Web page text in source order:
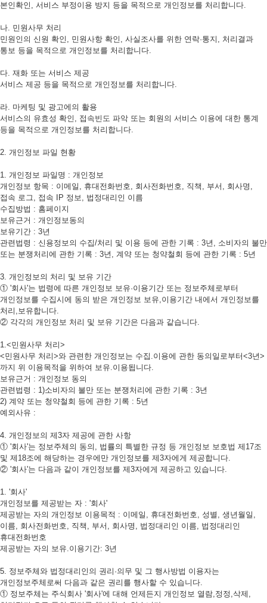
본인확인, 서비스 부정이용 방지 등을 목적으로 개인정보를 처리합니다.
나. 민원사무 처리
민원인의 신원 확인, 민원사항 확인, 사실조사를 위한 연락·통지, 처리결과
통보 등을 목적으로 개인정보를 처리합니다.
다. 재화 또는 서비스 제공
서비스 제공 등을 목적으로 개인정보를 처리합니다.
라. 마케팅 및 광고에의 활용
서비스의 유효성 확인, 접속빈도 파악 또는 회원의 서비스 이용에 대한 통계
등을 목적으로 개인정보를 처리합니다.
2. 개인정보 파일 현황
1. 개인정보 파일명 : 개인정보
개인정보 항목 : 이메일, 휴대전화번호, 회사전화번호, 직책, 부서, 회사명,
접속 로그, 접속 IP 정보, 법정대리인 이름
수집방법 : 홈페이지
보유근거 : 개인정보동의
보유기간 : 3년
관련법령 : 신용정보의 수집/처리 및 이용 등에 관한 기록 : 3년, 소비자의 불만
또는 분쟁처리에 관한 기록 : 3년, 계약 또는 청약철회 등에 관한 기록 : 5년
3. 개인정보의 처리 및 보유 기간
① '회사'는 법령에 따른 개인정보 보유·이용기간 또는 정보주체로부터
개인정보를 수집시에 동의 받은 개인정보 보유,이용기간 내에서 개인정보를
처리,보유합니다.
② 각각의 개인정보 처리 및 보유 기간은 다음과 같습니다.
1.<민원사무 처리>
<민원사무 처리>와 관련한 개인정보는 수집.이용에 관한 동의일로부터<3년>
까지 위 이용목적을 위하여 보유.이용됩니다.
보유근거 : 개인정보 동의
관련법령 : 1)소비자의 불만 또는 분쟁처리에 관한 기록 : 3년
2) 계약 또는 청약철회 등에 관한 기록 : 5년
예외사유 :
4. 개인정보의 제3자 제공에 관한 사항
① '회사'는 정보주체의 동의, 법률의 특별한 규정 등 개인정보 보호법 제17조
및 제18조에 해당하는 경우에만 개인정보를 제3자에게 제공합니다.
② '회사'는 다음과 같이 개인정보를 제3자에게 제공하고 있습니다.
1. '회사'
개인정보를 제공받는 자 : '회사'
제공받는 자의 개인정보 이용목적 : 이메일, 휴대전화번호, 성별, 생년월일,
이름, 회사전화번호, 직책, 부서, 회사명, 법정대리인 이름, 법정대리인
휴대전화번호
제공받는 자의 보유.이용기간: 3년
5. 정보주체와 법정대리인의 권리·의무 및 그 행사방법 이용자는
개인정보주체로써 다음과 같은 권리를 행사할 수 있습니다.
① 정보주체는 주식회사 '회사'에 대해 언제든지 개인정보 열람,정정,삭제,